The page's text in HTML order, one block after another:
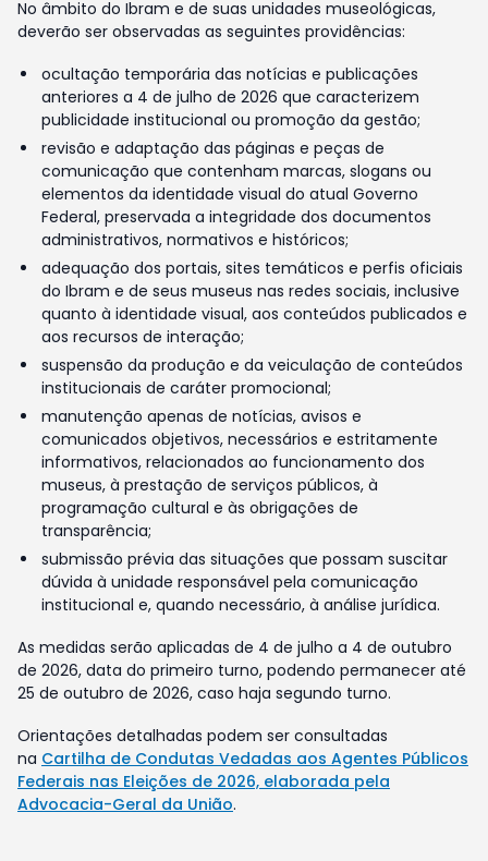
No âmbito do Ibram e de suas unidades museológicas,
deverão ser observadas as seguintes providências:
ocultação temporária das notícias e publicações
anteriores a 4 de julho de 2026 que caracterizem
publicidade institucional ou promoção da gestão;
revisão e adaptação das páginas e peças de
comunicação que contenham marcas, slogans ou
elementos da identidade visual do atual Governo
Federal, preservada a integridade dos documentos
administrativos, normativos e históricos;
adequação dos portais, sites temáticos e perfis oficiais
do Ibram e de seus museus nas redes sociais, inclusive
quanto à identidade visual, aos conteúdos publicados e
aos recursos de interação;
suspensão da produção e da veiculação de conteúdos
institucionais de caráter promocional;
manutenção apenas de notícias, avisos e
comunicados objetivos, necessários e estritamente
informativos, relacionados ao funcionamento dos
museus, à prestação de serviços públicos, à
programação cultural e às obrigações de
transparência;
submissão prévia das situações que possam suscitar
dúvida à unidade responsável pela comunicação
institucional e, quando necessário, à análise jurídica.
As medidas serão aplicadas de 4 de julho a 4 de outubro
de 2026, data do primeiro turno, podendo permanecer até
25 de outubro de 2026, caso haja segundo turno.
Orientações detalhadas podem ser consultadas
na Cartilha de Condutas Vedadas aos Agentes Públicos
Federais nas Eleições de 2026, elaborada pela
Advocacia-Geral da União.